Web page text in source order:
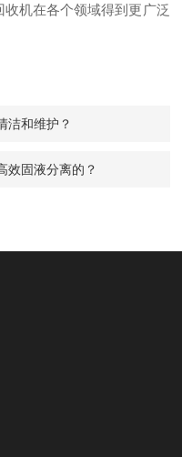
机在各个领域得到更广泛
洁和维护？
效固液分离的？